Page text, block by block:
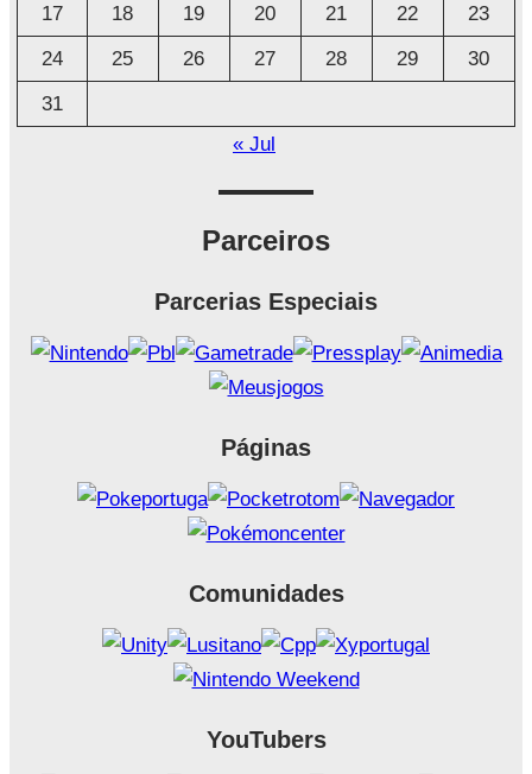
17
18 19 20 21 22
23
24
25 26 27 28 29
30
31
« Jul
Parceiros
Parcerias Especiais
Páginas
Comunidades
YouTubers